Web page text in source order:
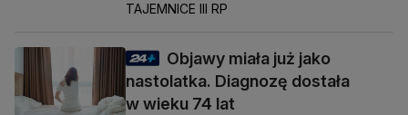
TAJEMNICE III RP
Objawy miała już jako
nastolatka. Diagnozę dostała
w wieku 74 lat